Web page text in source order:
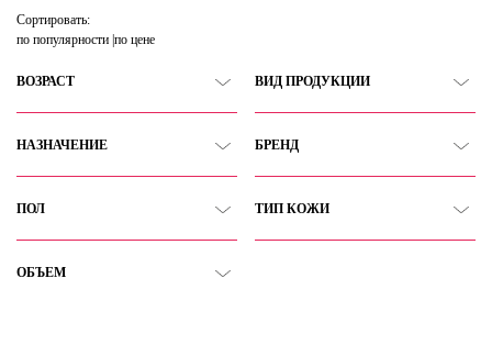
Сортировать:
по популярности по цене
ВОЗРАСТ ВИД ПРОДУКЦИИ
НАЗНАЧЕНИЕ БРЕНД
ПОЛ ТИП КОЖИ
ОБЪЕМ